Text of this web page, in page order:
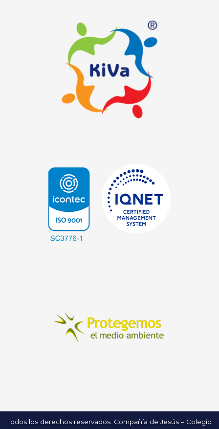
Todos los derechos reservados. Compañía de Jesús – Colegio